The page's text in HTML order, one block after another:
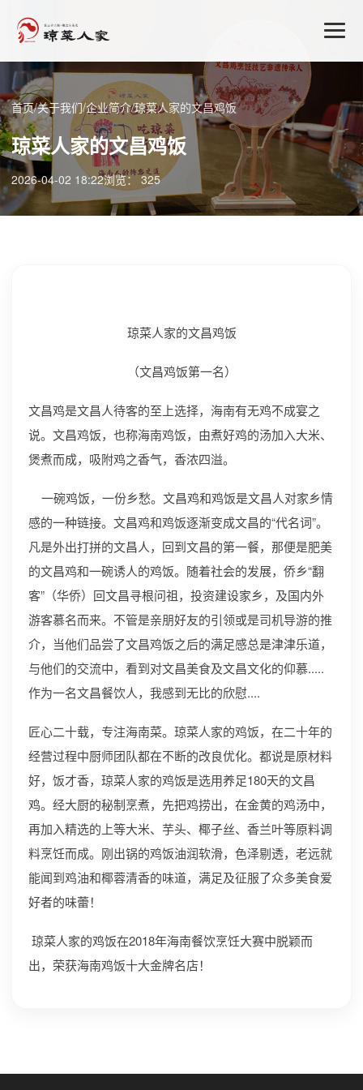
首页/关于我们/企业简介/琼菜人家的文昌鸡饭
琼菜人家的文昌鸡饭
2026-04-02 18:22浏览： 325
琼菜人家的文昌鸡饭
（文昌鸡饭第一名）
文昌鸡是文昌人待客的至上选择，海南有无鸡不成宴之
说。文昌鸡饭，也称海南鸡饭，由煮好鸡的汤加入大米、
煲煮而成，吸附鸡之香气，香浓四溢。
一碗鸡饭，一份乡愁。文昌鸡和鸡饭是文昌人对家乡情
感的一种链接。文昌鸡和鸡饭逐渐变成文昌的“代名词”。
凡是外出打拼的文昌人，回到文昌的第一餐，那便是肥美
的文昌鸡和一碗诱人的鸡饭。随着社会的发展，侨乡“翻
客”（华侨）回文昌寻根问祖，投资建设家乡，及国内外
游客慕名而来。不管是亲朋好友的引领或是司机导游的推
介，当他们品尝了文昌鸡饭之后的满足感总是津津乐道，
与他们的交流中，看到对文昌美食及文昌文化的仰慕.....
作为一名文昌餐饮人，我感到无比的欣慰....
匠心二十载，专注海南菜。琼菜人家的鸡饭，在二十年的
经营过程中厨师团队都在不断的改良优化。都说是原材料
好，饭才香，琼菜人家的鸡饭是选用养足180天的文昌
鸡。经大厨的秘制烹煮，先把鸡捞出，在金黄的鸡汤中，
再加入精选的上等大米、芋头、椰子丝、香兰叶等原料调
料烹饪而成。刚出锅的鸡饭油润软滑，色泽剔透，老远就
能闻到鸡油和椰蓉清香的味道，满足及征服了众多美食爱
好者的味蕾！
琼菜人家的鸡饭在2018年海南餐饮烹饪大赛中脱颖而
出，荣获海南鸡饭十大金牌名店！